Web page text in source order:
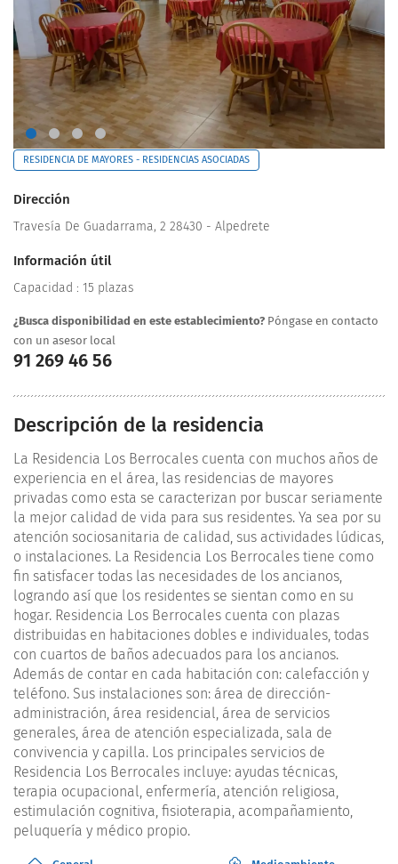
RESIDENCIA DE MAYORES - RESIDENCIAS ASOCIADAS
Dirección
Travesía De Guadarrama, 2 28430 - Alpedrete
Información útil
Capacidad : 15 plazas
¿Busca disponibilidad en este establecimiento? Póngase en contacto
con un asesor local
91 269 46 56
Descripción de la residencia
La Residencia Los Berrocales cuenta con muchos años de
experiencia en el área, las residencias de mayores
privadas como esta se caracterizan por buscar seriamente
la mejor calidad de vida para sus residentes. Ya sea por su
atención sociosanitaria de calidad, sus actividades lúdicas,
o instalaciones. La Residencia Los Berrocales tiene como
fin satisfacer todas las necesidades de los ancianos,
logrando así que los residentes se sientan como en su
hogar. Residencia Los Berrocales cuenta con plazas
distribuidas en habitaciones dobles e individuales, todas
con cuartos de baños adecuados para los ancianos.
Además de contar en cada habitación con: calefacción y
teléfono. Sus instalaciones son: área de dirección-
administración, área residencial, área de servicios
generales, área de atención especializada, sala de
convivencia y capilla. Los principales servicios de
Residencia Los Berrocales incluye: ayudas técnicas,
terapia ocupacional, enfermería, atención religiosa,
estimulación cognitiva, fisioterapia, acompañamiento,
peluquería y médico propio.